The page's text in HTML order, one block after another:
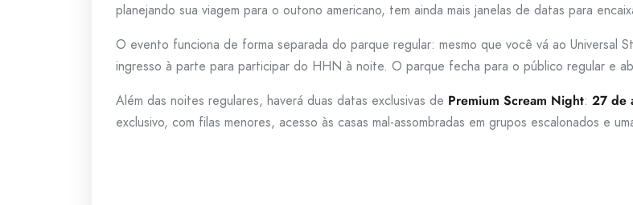
planejando sua viagem para o outono americano, tem ainda mais janelas de datas para
O evento funciona de forma separada do parque regular: mesmo que você vá ao Universal
ingresso à parte para participar do HHN à noite. O parque fecha para o público regular e
Além das noites regulares, haverá duas datas exclusivas de Premium Scream Night: 27 de
exclusivo, com filas menores, acesso às casas mal-assombradas em grupos escalonados e